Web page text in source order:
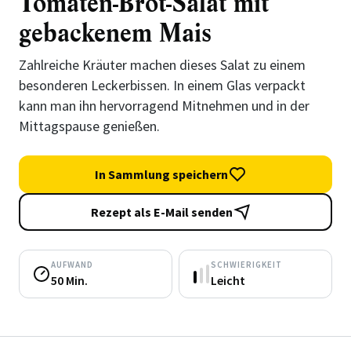
gebackenem Mais
Zahlreiche Kräuter machen dieses Salat zu einem
besonderen Leckerbissen. In einem Glas verpackt
kann man ihn hervorragend Mitnehmen und in der
Mittagspause genießen.
In Sammlung speichern
Rezept als E-Mail senden
AUFWAND
50 Min.
SCHWIERIGKEIT
Leicht